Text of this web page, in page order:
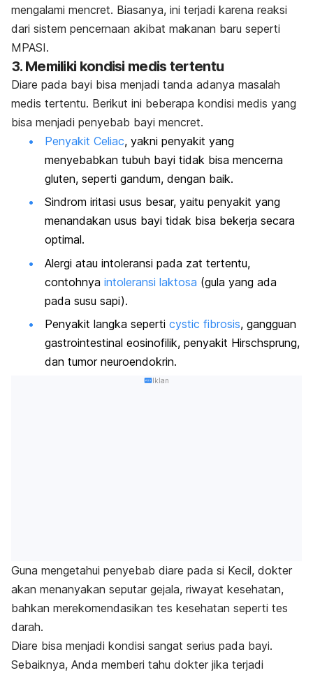
mengalami mencret. Biasanya, ini terjadi karena reaksi
dari sistem pencernaan akibat makanan baru seperti
MPASI.
3. Memiliki kondisi medis tertentu
Diare pada bayi bisa menjadi tanda adanya masalah
medis tertentu. Berikut ini beberapa kondisi medis yang
bisa menjadi penyebab bayi mencret.
Penyakit Celiac, yakni penyakit yang
menyebabkan tubuh bayi tidak bisa mencerna
gluten, seperti gandum, dengan baik.
Sindrom iritasi usus besar, yaitu penyakit yang
menandakan usus bayi tidak bisa bekerja secara
optimal.
Alergi atau intoleransi pada zat tertentu,
contohnya intoleransi laktosa (gula yang ada
pada susu sapi).
Penyakit langka seperti cystic fibrosis, gangguan
gastrointestinal eosinofilik, penyakit Hirschsprung,
dan tumor neuroendokrin.
Iklan
Guna mengetahui penyebab diare pada si Kecil, dokter
akan menanyakan seputar gejala, riwayat kesehatan,
bahkan merekomendasikan tes kesehatan seperti tes
darah.
Diare bisa menjadi kondisi sangat serius pada bayi.
Sebaiknya, Anda memberi tahu dokter jika terjadi